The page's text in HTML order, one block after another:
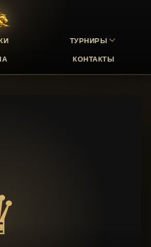
ТУРНИРЫ
КОНТАКТЫ